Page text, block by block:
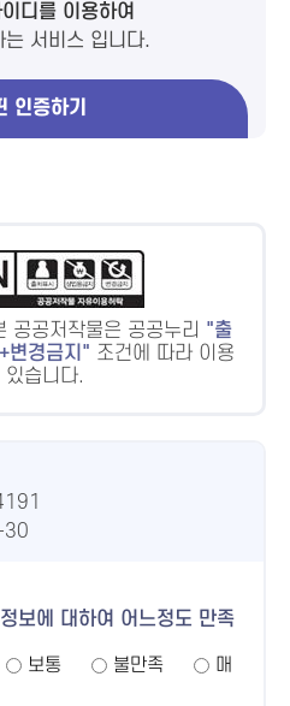
디를 이용하여
는 서비스 입니다.
인증하기
공공저작물은 공공누리
출
변경금지
조건에 따라 이용
있습니다.
보에 대하여 어느정도 만족
보통 불만족
매